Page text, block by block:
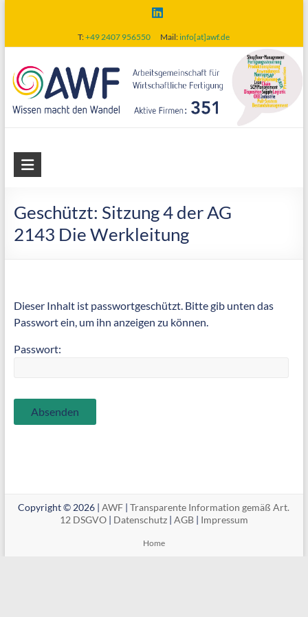
content
T:+49 2407 956550 Mail:info[at]awf.de
AWF
wirtschaftliche
Fertigung
Geschützt: Sitzung 4 der AG
2143 Die Werkleitung
Dieser Inhalt ist passwortgeschützt. Bitte gib unten das
Passwort ein, um ihn anzeigen zu können.
Passwort:
Copyright © 2026 |AWF |Transparente Information gemäß Art.
12 DSGVO| Datenschutz| AGB| Impressum
Home